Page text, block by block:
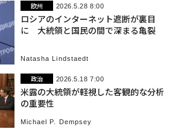
欧州 2026.5.28 8:00
ロシアのインターネット遮断が裏目
に 大統領と国民の間で深まる亀裂
Natasha Lindstaedt
政治 2026.5.18 7:00
米露の大統領が軽視した客観的な分析
の重要性
Michael P. Dempsey